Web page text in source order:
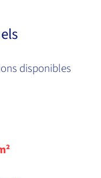
disponibles